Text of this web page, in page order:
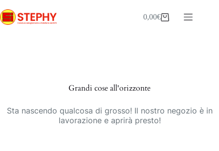
al
contenuto
Carrello
0,00€
Grandi cose all'orizzonte
Sta nascendo qualcosa di grosso! Il nostro negozio è in
lavorazione e aprirà presto!